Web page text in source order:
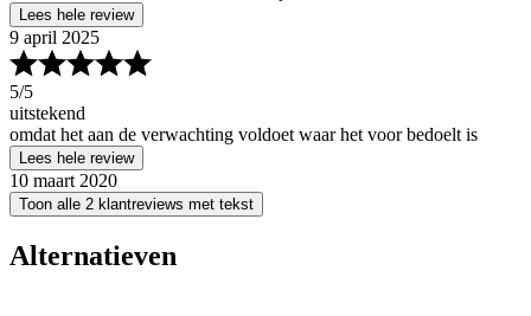
Lees hele review
9 april 2025
5/5
uitstekend
omdat het aan de verwachting voldoet waar het voor bedoelt is
Lees hele review
10 maart 2020
Toon alle 2 klantreviews met tekst
Alternatieven